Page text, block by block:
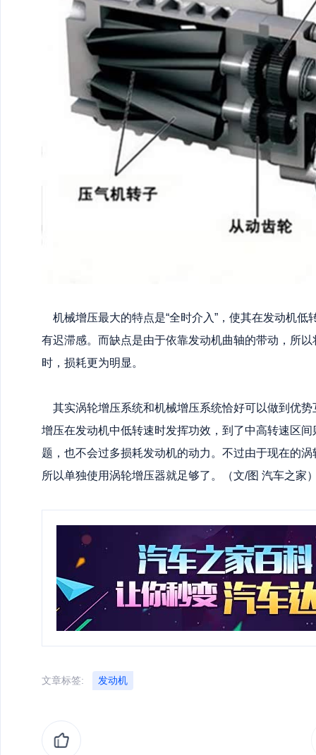
机械增压最大的特点是“全时介入”，使其在发动机
有迟滞感。而缺点是由于依靠发动机曲轴的带动，所
时，损耗更为明显。
其实涡轮增压系统和机械增压系统恰好可以做到优
增压在发动机中低转速时发挥功效，到了中高转速区
题，也不会过多损耗发动机的动力。不过由于现在的
所以单独使用涡轮增压器就足够了。（文/图 汽车之家
文章标签: 发动机